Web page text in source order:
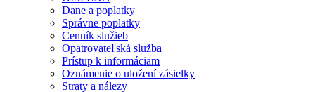
Dane a poplatky
Správne poplatky
Cenník služieb
Opatrovateľská služba
Prístup k informáciam
Oznámenie o uložení zásielky
Straty a nálezy